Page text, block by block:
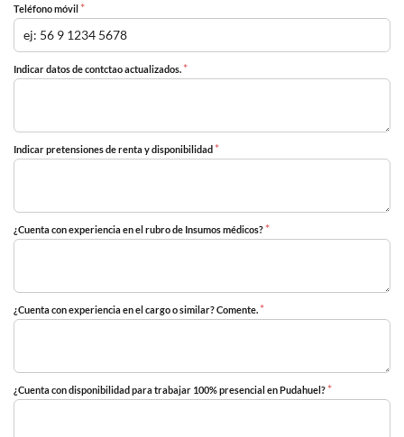
Teléfono móvil *
Indicar datos de contctao actualizados. *
Indicar pretensiones de renta y disponibilidad *
¿Cuenta con experiencia en el rubro de Insumos médicos? *
¿Cuenta con experiencia en el cargo o similar? Comente. *
¿Cuenta con disponibilidad para trabajar 100% presencial en Pudahuel? *